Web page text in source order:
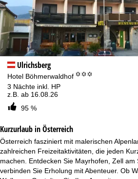
Ulrichsberg
Hotel Böhmerwaldhof °°°
3 Nächte inkl. HP
z.B. ab 16.08.26
95 %
Kurzurlaub in Österreich
Österreich fasziniert mit malerischen
zahlreichen Freizeitaktivitäten, die jeden
machen. Entdecken Sie Mayrhofen, Zell am
verbinden Sie Erholung mit Abenteuer. Ob